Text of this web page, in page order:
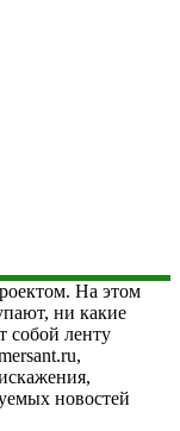
На этом
ни какие
собой ленту
новостей